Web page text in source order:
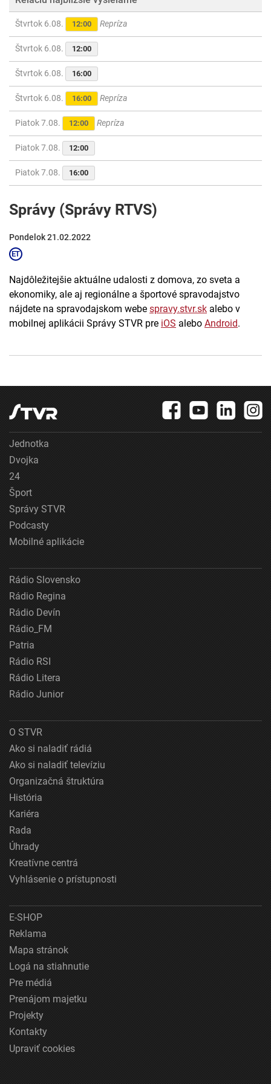
Štvrtok 6.08. 12:00 Repríza
Štvrtok 6.08. 12:00
Štvrtok 6.08. 16:00
Štvrtok 6.08. 16:00 Repríza
Piatok 7.08. 12:00 Repríza
Piatok 7.08. 12:00
Piatok 7.08. 16:00
Správy (Správy RTVS)
Pondelok 21.02.2022
Najdôležitejšie aktuálne udalosti z domova, zo sveta a
ekonomiky, ale aj regionálne a športové spravodajstvo
nájdete na spravodajskom webe spravy.stvr.sk alebo v
mobilnej aplikácii Správy STVR pre iOS alebo Android.
Jednotka
Dvojka
24
Šport
Správy STVR
Podcasty
Mobilné aplikácie
Rádio Slovensko
Rádio Regina
Rádio Devín
Rádio_FM
Patria
Rádio RSI
Rádio Litera
Rádio Junior
O STVR
Ako si naladiť rádiá
Ako si naladiť televíziu
Organizačná štruktúra
História
Kariéra
Rada
Úhrady
Kreatívne centrá
Vyhlásenie o prístupnosti
E-SHOP
Reklama
Mapa stránok
Logá na stiahnutie
Pre médiá
Prenájom majetku
Projekty
Kontakty
Upraviť cookies